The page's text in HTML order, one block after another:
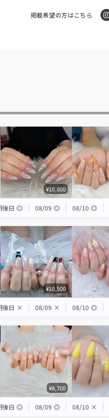
掲載希望の方はこちら
¥10,800
後日 ◎ 08/09 ◎ 08/10 ◎
¥10,500
後日 × 08/09 × 08/10 ◎
¥8,700
後日 ◎ 08/09 ◎ 08/10 ×